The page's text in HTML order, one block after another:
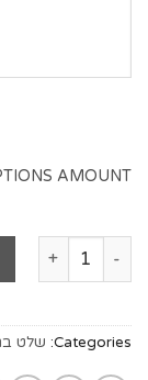
AMOUNT
Categories: שלט